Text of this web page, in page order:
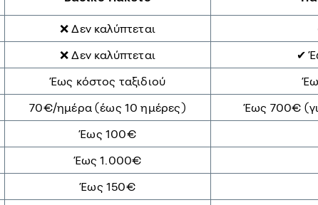
❌ Δεν καλύπτεται
❌ Δεν καλύπτεται
✔
Έως κόστος ταξιδιού
70€/ημέρα (έως 10 ημέρες)
Έως 700€
Έως 100€
Έως 1.000€
Έως 150€